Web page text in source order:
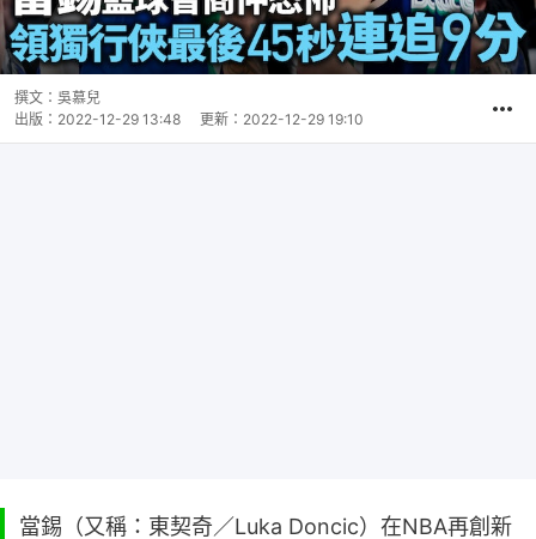
撰文： 吳慕兒
出版： 2022-12-29 13:48 更新： 2022-12-29 19:10
當錫（又稱：東契奇／Luka Doncic）在NBA再創新